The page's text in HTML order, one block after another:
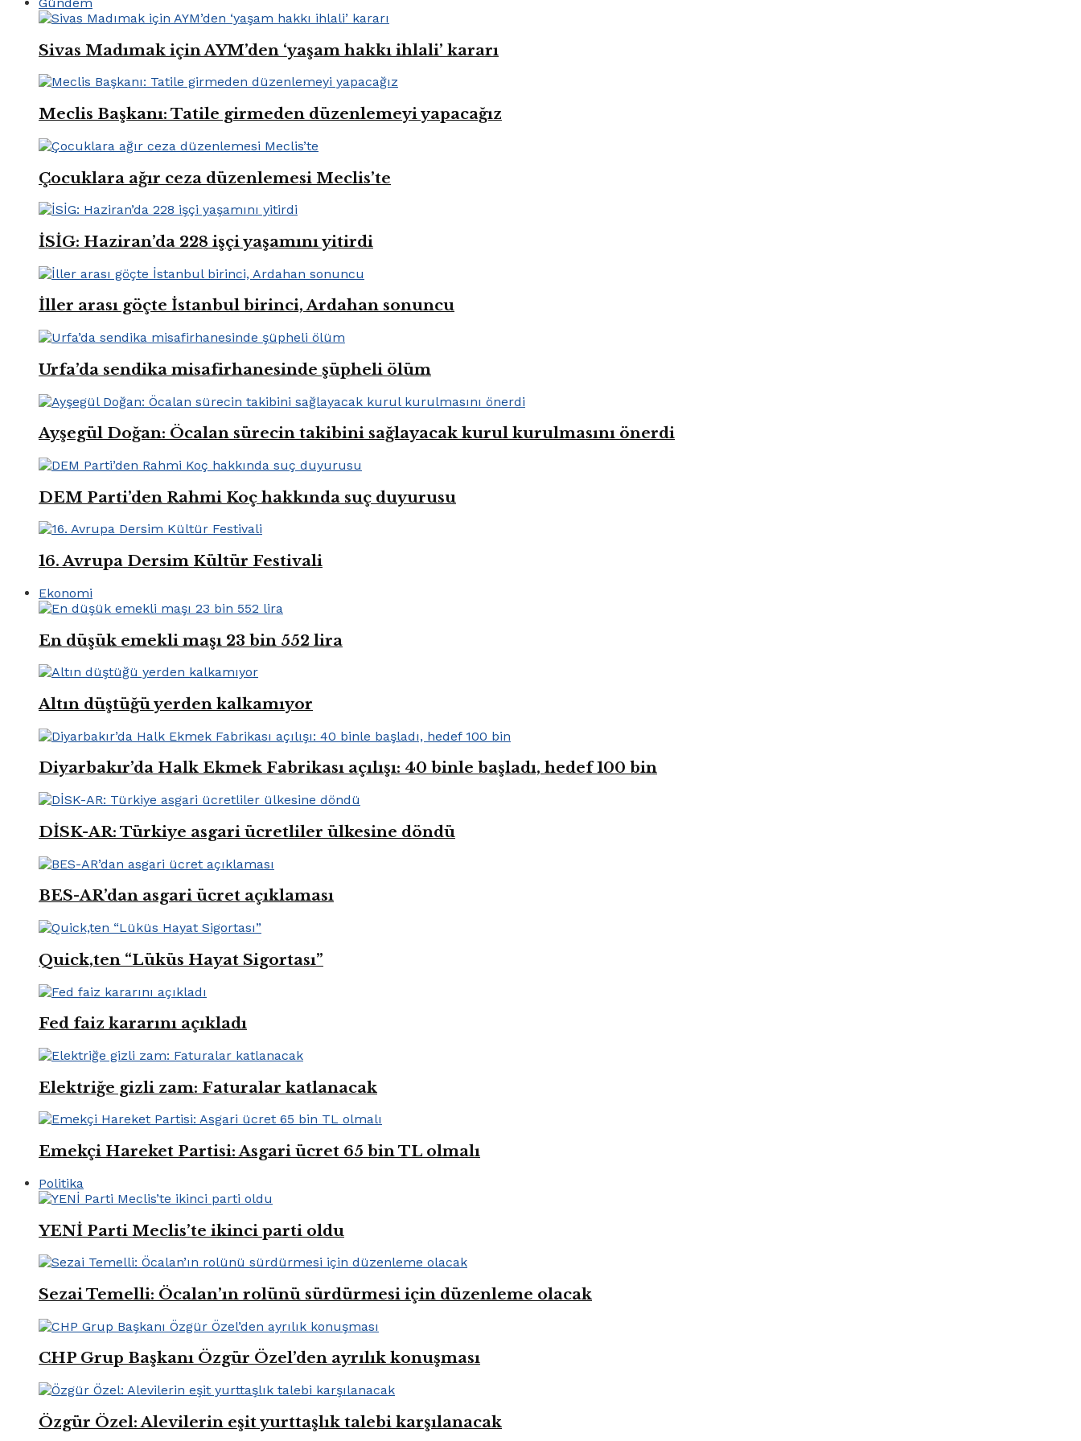
Sivas Madımak için AYM’den ‘yaşam hakkı ihlali’ kararı
Meclis Başkanı: Tatile girmeden düzenlemeyi yapacağız
Çocuklara ağır ceza düzenlemesi Meclis’te
İSİG: Haziran’da 228 işçi yaşamını yitirdi
İller arası göçte İstanbul birinci, Ardahan sonuncu
Urfa’da sendika misafirhanesinde şüpheli ölüm
Ayşegül Doğan: Öcalan sürecin takibini sağlayacak kurul kurulmasını önerdi
DEM Parti’den Rahmi Koç hakkında suç duyurusu
16. Avrupa Dersim Kültür Festivali
Ekonomi
En düşük emekli maşı 23 bin 552 lira
Altın düştüğü yerden kalkamıyor
Diyarbakır’da Halk Ekmek Fabrikası açılışı: 40 binle başladı, hedef 100 bin
DİSK-AR: Türkiye asgari ücretliler ülkesine döndü
BES-AR’dan asgari ücret açıklaması
Quick,ten “Lüküs Hayat Sigortası”
Fed faiz kararını açıkladı
Elektriğe gizli zam: Faturalar katlanacak
Emekçi Hareket Partisi: Asgari ücret 65 bin TL olmalı
Politika
YENİ Parti Meclis’te ikinci parti oldu
Sezai Temelli: Öcalan’ın rolünü sürdürmesi için düzenleme olacak
CHP Grup Başkanı Özgür Özel’den ayrılık konuşması
Özgür Özel: Alevilerin eşit yurttaşlık talebi karşılanacak